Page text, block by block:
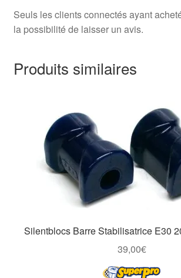
Seuls les clients connectés ayant
la possibilité de laisser un avis.
Produits similaires
Silentblocs Barre Stabilisatrice E30
39,00€